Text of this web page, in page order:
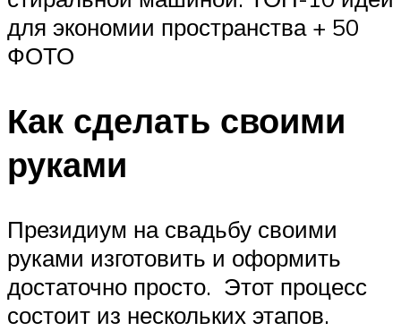
для экономии пространства + 50
ФОТО
Как сделать своими
руками
Президиум на свадьбу своими
руками изготовить и оформить
достаточно просто. Этот процесс
состоит из нескольких этапов.